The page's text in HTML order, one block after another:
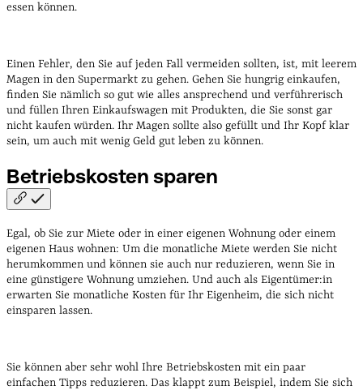
essen können.
Einen Fehler, den Sie auf jeden Fall vermeiden sollten, ist, mit leerem
Magen in den Supermarkt zu gehen. Gehen Sie hungrig einkaufen,
finden Sie nämlich so gut wie alles ansprechend und verführerisch
und füllen Ihren Einkaufswagen mit Produkten, die Sie sonst gar
nicht kaufen würden. Ihr Magen sollte also gefüllt und Ihr Kopf klar
sein, um auch mit wenig Geld gut leben zu können.
Betriebskosten sparen
Egal, ob Sie zur Miete oder in einer eigenen Wohnung oder einem
eigenen Haus wohnen: Um die monatliche Miete werden Sie nicht
herumkommen und können sie auch nur reduzieren, wenn Sie in
eine günstigere Wohnung umziehen. Und auch als Eigentümer:in
erwarten Sie monatliche Kosten für Ihr Eigenheim, die sich nicht
einsparen lassen.
Sie können aber sehr wohl Ihre Betriebskosten mit ein paar
einfachen Tipps reduzieren. Das klappt zum Beispiel, indem Sie sich